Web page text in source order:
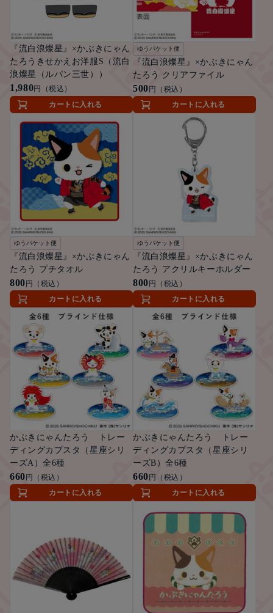
『流白浪燦星』×かぶきにゃん
たろうきせかえお洋服S（流白
浪燦星（ルパン三世））
1,980円（税込）
カートに入れる
ゆうパケット便
『流白浪燦星』×かぶきにゃん
たろう クリアファイル
500 円（税込）
カートに入れる
ゆうパケット便
『流白浪燦星』×かぶきにゃん
たろう プチタオル
800 円（税込）
カートに入れる
ゆうパケット便
『流白浪燦星』×かぶきにゃん
たろう アクリルキーホルダー
800 円（税込）
カートに入れる
かぶきにゃんたろう トレー
ディングカプスタ（星座シリ
ーズA）全6種
660 円（税込）
カートに入れる
かぶきにゃんたろう トレー
ディングカプスタ（星座シリ
ーズB）全6種
660 円（税込）
カートに入れる